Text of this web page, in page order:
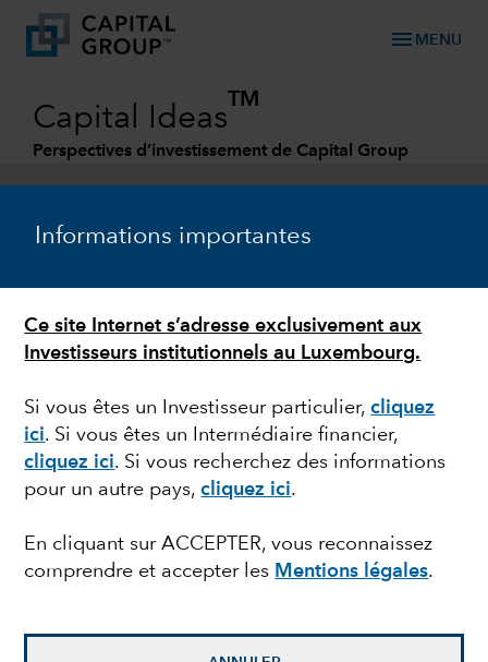
Informations importantes
Ce site Internet s’adresse exclusivement aux
Investisseurs institutionnels au Luxembourg.
Si vous êtes un Investisseur particulier,cliquez
ici. Si vous êtes un Intermédiaire financier,
cliquez ici. Si vous recherchez des informations
pour un autre pays,cliquez ici.
En cliquant sur ACCEPTER, vous reconnaissez
comprendre et accepter les Mentions légales.
menu MENU
Capital Ideas
TM
Perspectives d’investissement de Capital Group
ACTIONS
Japon : les réformes,
une aubaine ?